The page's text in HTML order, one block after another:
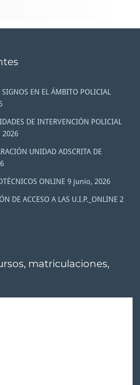
SIGNOS EN EL ÁMBITO POLICIAL
DE INTERVENCIÓN POLICIAL
UNIDAD ADSCRITA DE
ONLINE 9 junio, 2026
DE ACCESO A LAS U.I.P._ONLINE 2
matriculaciones,